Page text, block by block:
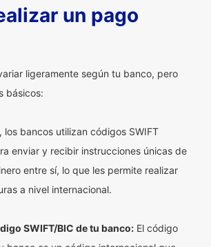
un pago
ligeramente según tu banco, pero
básicos:
los bancos utilizan códigos SWIFT
enviar y recibir instrucciones únicas de
entre sí, lo que les permite realizar
a nivel internacional.
SWIFT/BIC de tu banco: El código